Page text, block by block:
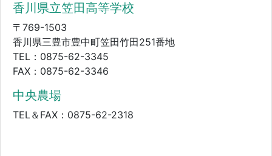
香川県立笠田高等学校
〒769-1503
香川県三豊市豊中町笠田竹田251番地
TEL：0875-62-3345
FAX：0875-62-3346
中央農場
TEL＆FAX：0875-62-2318